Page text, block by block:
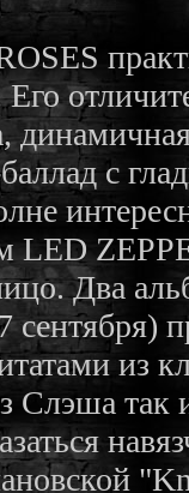
Его
баллад с
LED
Два
сентября)
из
Слэша